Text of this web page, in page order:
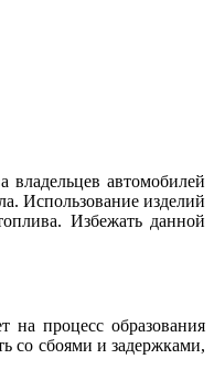
владельцев автомобилей
Использование изделий
Избежать данной
на процесс образования
со сбоями и задержками,